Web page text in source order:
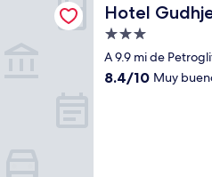
Hotel
Hotel Gudhjem
Propiedad
de
3.0
A 9.9 mi de
8.4
8.4/10 Muy